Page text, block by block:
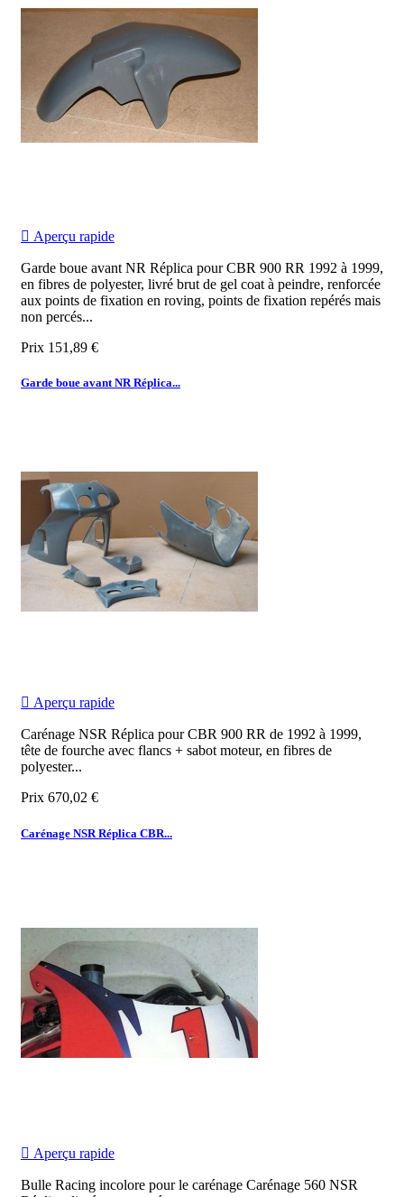
 Aperçu rapide
Garde boue avant NR Réplica pour CBR 900 RR 1992 à 1999,
en fibres de polyester, livré brut de gel coat à peindre, renforcée
aux points de fixation en roving, points de fixation repérés mais
non percés...
Prix 151,89 €
Garde boue avant NR Réplica...
 Aperçu rapide
Carénage NSR Réplica pour CBR 900 RR de 1992 à 1999,
tête de fourche avec flancs + sabot moteur, en fibres de
polyester...
Prix 670,02 €
Carénage NSR Réplica CBR...
 Aperçu rapide
Bulle Racing incolore pour le carénage Carénage 560 NSR